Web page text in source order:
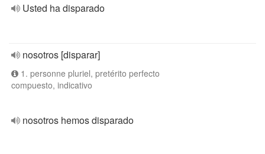
Usted ha disparado
nosotros [disparar]
1. personne pluriel, pretérito perfecto
compuesto, indicativo
nosotros hemos disparado